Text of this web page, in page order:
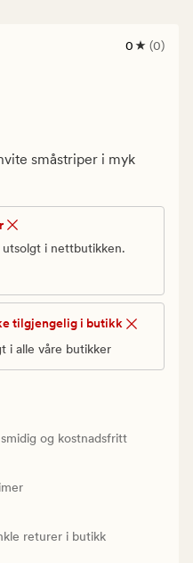
0
0
0 (0)
småstriper i myk
i nettbutikken.
tilgjengelig i butikk
i alle våre butikker
og kostnadsfritt
returer i butikk